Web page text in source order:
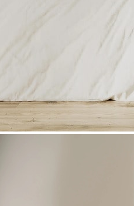
التخطي إلى بداية معرض الصور
لكل لتر ثم نضرب النتيجة في عدد